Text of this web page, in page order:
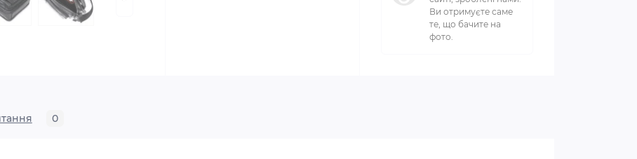
Ви отримуєте саме
те, що бачите на
фото.
0